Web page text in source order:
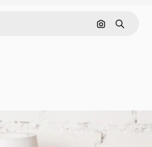
画像で検索
検索